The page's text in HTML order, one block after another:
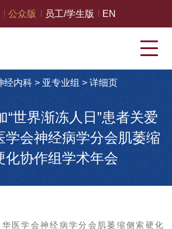
公众版 员工/学生版 EN
经内科> 亚专业组 > 详细页
“世界渐冻人日”患者关爱
学会神经病学分会肌萎缩
化协作组学术年会
华医学会神经病学分会肌萎缩侧索硬化